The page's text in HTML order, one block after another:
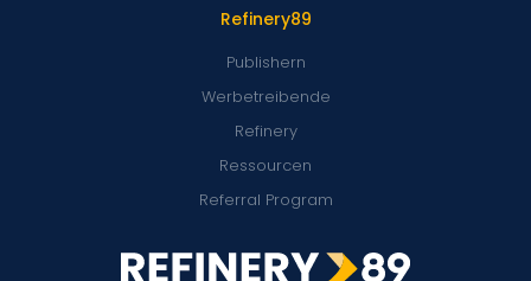
Refinery89
Publishern
Werbetreibende
Refinery
Ressourcen
Referral Program